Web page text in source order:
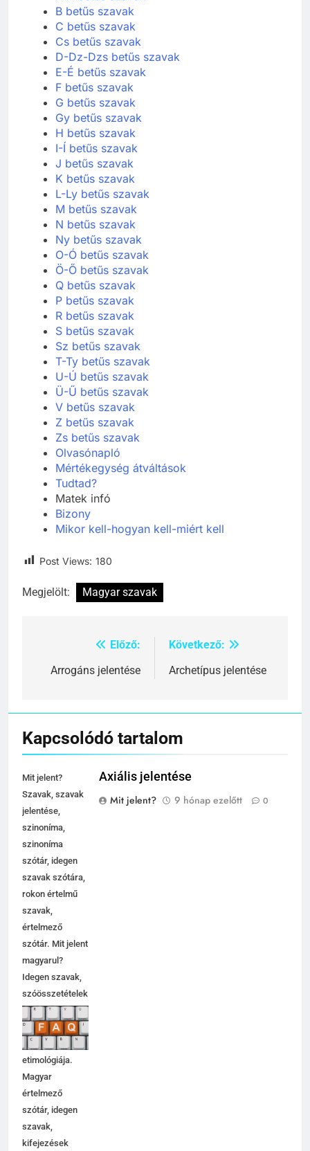
A-Á betűs szavak
B betűs szavak
C betűs szavak
Cs betűs szavak
D-Dz-Dzs betűs szavak
E-É betűs szavak
F betűs szavak
G betűs szavak
Gy betűs szavak
H betűs szavak
I-Í betűs szavak
J betűs szavak
K betűs szavak
L-Ly betűs szavak
M betűs szavak
N betűs szavak
Ny betűs szavak
O-Ó betűs szavak
Ö-Ő betűs szavak
Q betűs szavak
P betűs szavak
R betűs szavak
S betűs szavak
Sz betűs szavak
T-Ty betűs szavak
U-Ú betűs szavak
Ü-Ű betűs szavak
V betűs szavak
Z betűs szavak
Zs betűs szavak
Olvasónapló
Mértékegység átváltások
Tudtad?
Matek infó
Bizony
Magyar szavak
Bejegyzés
Kapcsolódó tartalom
Mit jelent?
Szavak, szavak
jelentése,
szinoníma,
szinoníma
szótár, idegen
szavak szótára,
rokon értelmű
szavak,
értelmező
szótár. Mit jelent
magyarul?
Idegen szavak,
szóösszetételek
jelentése,
magyarázata,
használata,
etimológiája.
Magyar
értelmező
szótár, idegen
szavak,